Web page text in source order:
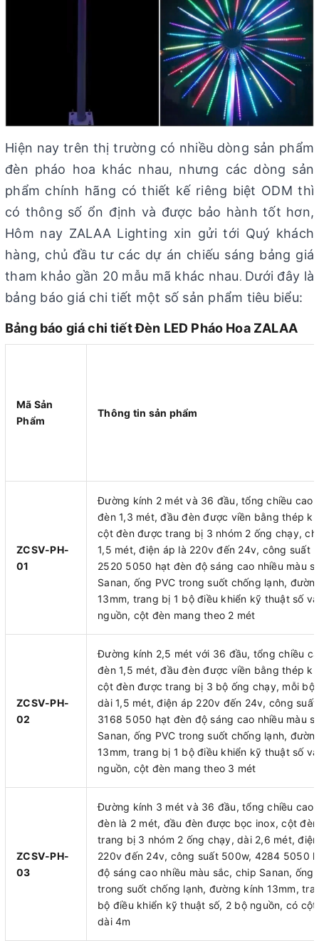
Hiện nay trên thị trường có nhiều dòng sản phẩm
đèn pháo hoa khác nhau, nhưng các dòng sản
phẩm chính hãng có thiết kế riêng biệt ODM thì
có thông số ổn định và được bảo hành tốt hơn,
Hôm nay ZALAA Lighting xin gửi tới Quý khách
hàng, chủ đầu tư các dự án chiếu sáng bảng giá
tham khảo gần 20 mẫu mã khác nhau. Dưới đây là
bảng báo giá chi tiết một số sản phẩm tiêu biểu:
Bảng báo giá chi tiết Đèn LED Pháo Hoa ZALAA
Mã Sản
Phẩm
Thông tin sản phẩm
ZCSV-PH-
01
Đường kính 2 mét và 36 đầu, tổng chiều cao
đèn 1,3 mét, đầu đèn được viền bằng thép
cột đèn được trang bị 3 nhóm 2 ống chạy,
1,5 mét, điện áp là 220v đến 24v, công suất
2520 5050 hạt đèn độ sáng cao nhiều màu
Sanan, ống PVC trong suốt chống lạnh,
13mm, trang bị 1 bộ điều khiển kỹ thuật số
nguồn, cột đèn mang theo 2 mét
ZCSV-PH-
02
Đường kính 2,5 mét với 36 đầu, tổng chiều
đèn 1,5 mét, đầu đèn được viền bằng thép
cột đèn được trang bị 3 bộ ống chạy, mỗi bộ
dài 1,5 mét, điện áp 220v đến 24v, công
3168 5050 hạt đèn độ sáng cao nhiều màu
Sanan, ống PVC trong suốt chống lạnh,
13mm, trang bị 1 bộ điều khiển kỹ thuật số
nguồn, cột đèn mang theo 3 mét
ZCSV-PH-
03
Đường kính 3 mét và 36 đầu, tổng chiều cao
đèn là 2 mét, đầu đèn được bọc inox, cột
trang bị 3 nhóm 2 ống chạy, dài 2,6 mét,
220v đến 24v, công suất 500w, 4284 5050
độ sáng cao nhiều màu sắc, chip Sanan, ống
trong suốt chống lạnh, đường kính 13mm,
bộ điều khiển kỹ thuật số, 2 bộ nguồn, có cột
dài 4m